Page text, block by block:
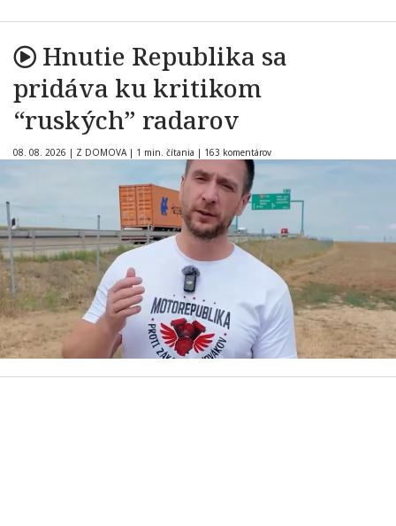
Hnutie Republika sa
pridáva ku kritikom
“ruských” radarov
08. 08. 2026 | Z DOMOVA | 1 min. čítania | 163 komentárov